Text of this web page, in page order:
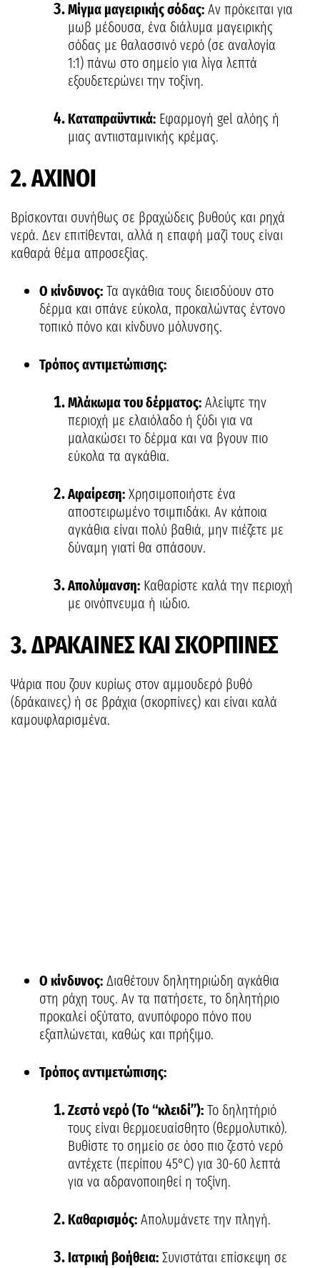
Μίγμα μαγειρικής σόδας: Αν πρόκειται για
μωβ μέδουσα, ένα διάλυμα μαγειρικής
σόδας με θαλασσινό νερό (σε αναλογία
1:1) πάνω στο σημείο για λίγα λεπτά
εξουδετερώνει την τοξίνη.
Καταπραϋντικά: Εφαρμογή gel αλόης ή
μιας αντιισταμινικής κρέμας.
2. ΑΧΙΝΟΙ
Βρίσκονται συνήθως σε βραχώδεις βυθούς και ρηχά
νερά. Δεν επιτίθενται, αλλά η επαφή μαζί τους είναι
καθαρά θέμα απροσεξίας.
Ο κίνδυνος: Τα αγκάθια τους διεισδύουν στο
δέρμα και σπάνε εύκολα, προκαλώντας έντονο
τοπικό πόνο και κίνδυνο μόλυνσης.
Τρόπος αντιμετώπισης:
Μλάκωμα του δέρματος: Αλείψτε την
περιοχή με ελαιόλαδο ή ξύδι για να
μαλακώσει το δέρμα και να βγουν πιο
εύκολα τα αγκάθια.
Αφαίρεση: Χρησιμοποιήστε ένα
αποστειρωμένο τσιμπιδάκι. Αν κάποια
αγκάθια είναι πολύ βαθιά, μην πιέζετε με
δύναμη γιατί θα σπάσουν.
Απολύμανση: Καθαρίστε καλά την περιοχή
με οινόπνευμα ή ιώδιο.
3. ΔΡΑΚΑΙΝΕΣ ΚΑΙ ΣΚΟΡΠΙΝΕΣ
Ψάρια που ζουν κυρίως στον αμμουδερό βυθό
(δράκαινες) ή σε βράχια (σκορπίνες) και είναι καλά
καμουφλαρισμένα.
Ο κίνδυνος: Διαθέτουν δηλητηριώδη αγκάθια
στη ράχη τους. Αν τα πατήσετε, το δηλητήριο
προκαλεί οξύτατο, ανυπόφορο πόνο που
εξαπλώνεται, καθώς και πρήξιμο.
Τρόπος αντιμετώπισης:
Ζεστό νερό (Το “κλειδί”): Το δηλητήριό
τους είναι θερμοευαίσθητο (θερμολυτικό).
Βυθίστε το σημείο σε όσο πιο ζεστό νερό
αντέχετε (περίπου 45°C) για 30-60 λεπτά
για να αδρανοποιηθεί η τοξίνη.
Καθαρισμός: Απολυμάνετε την πληγή.
Ιατρική βοήθεια: Συνιστάται επίσκεψη σε